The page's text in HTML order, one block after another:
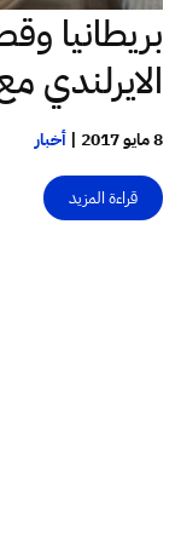
بريطانيا
الايرلندي
8 مايو 2017 | أخبار
قراءة المزيد